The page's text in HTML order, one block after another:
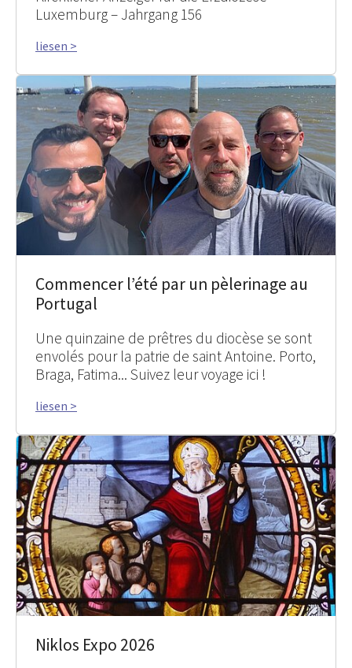
Luxemburg – Jahrgang 156
liesen >
Commencer l’été par un pèlerinage au
Portugal
Une quinzaine de prêtres du diocèse se sont
envolés pour la patrie de saint Antoine. Porto,
Braga, Fatima... Suivez leur voyage ici !
liesen >
Niklos Expo 2026